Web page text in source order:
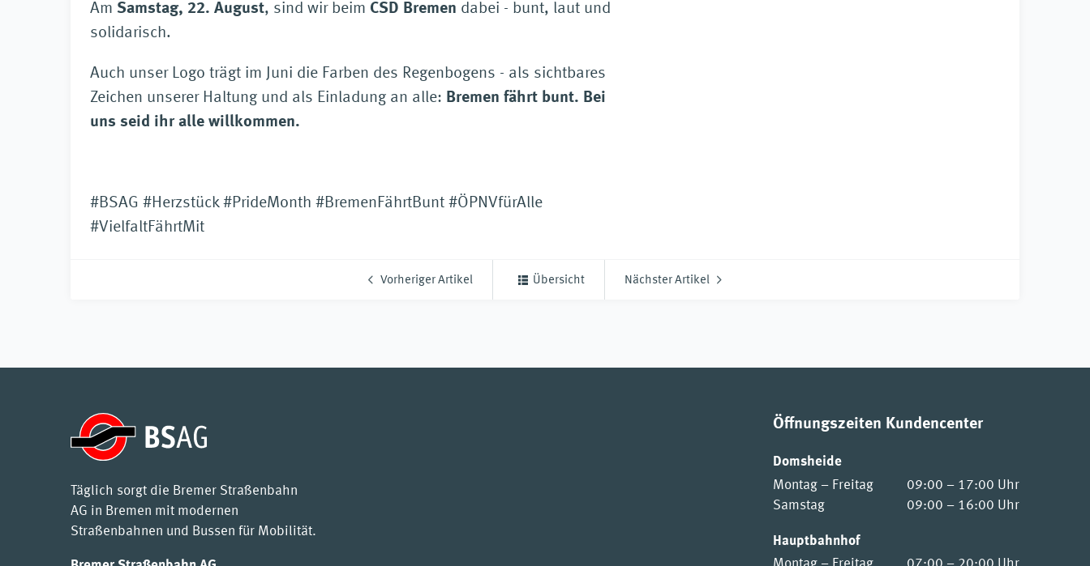
Am Samstag, 22. August, sind wir beim CSD Bremen dabei - bunt, laut und
solidarisch.
Auch unser Logo trägt im Juni die Farben des Regenbogens - als sichtbares
Zeichen unserer Haltung und als Einladung an alle: Bremen fährt bunt. Bei
uns seid ihr alle willkommen.
#BSAG #Herzstück #PrideMonth #BremenFährtBunt #ÖPNVfürAlle
#VielfaltFährtMit
Vorheriger Artikel Übersicht Nächster Artikel
Täglich sorgt die Bremer Straßenbahn
AG in Bremen mit modernen
Straßenbahnen und Bussen für Mobilität.
Öffnungszeiten Kundencenter
Domsheide
Montag – Freitag
09:00 – 17:00 Uhr
Samstag
09:00 – 16:00 Uhr
Hauptbahnhof